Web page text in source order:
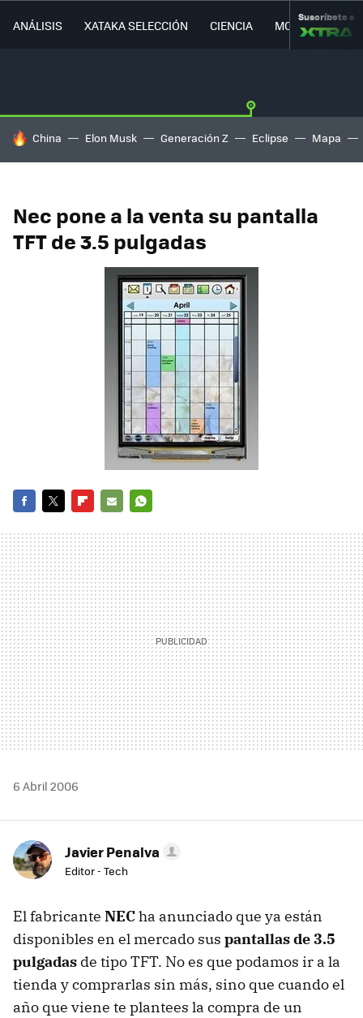
ANÁLISIS XATAKA SELECCIÓN CIENCIA MOVILIDAD
Suscríbete a
HOY SE HABLA DE
China Elon Musk Generación Z Eclipse Mapa
Nec pone a la venta su pantalla
TFT de 3.5 pulgadas
MAIL
6 Abril 2006
Javier Penalva
Editor - Tech
El fabricante NECha anunciado que ya están
disponibles en el mercado sus pantallas de 3.5
pulgadas de tipo TFT. No es que podamos ir a la
tienda y comprarlas sin más, sino que cuando el
año que viene te plantees la compra de un